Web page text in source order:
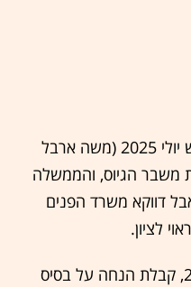
שר פנים אמנם אין כאן מאז חודש יולי 2025 (משה ארבל
הגיוס, והממשלה
דווקא משרד הפנים
לציון.
לפי תקנות הארנונה לשנת 2026, קבלת הנחה על בסיס